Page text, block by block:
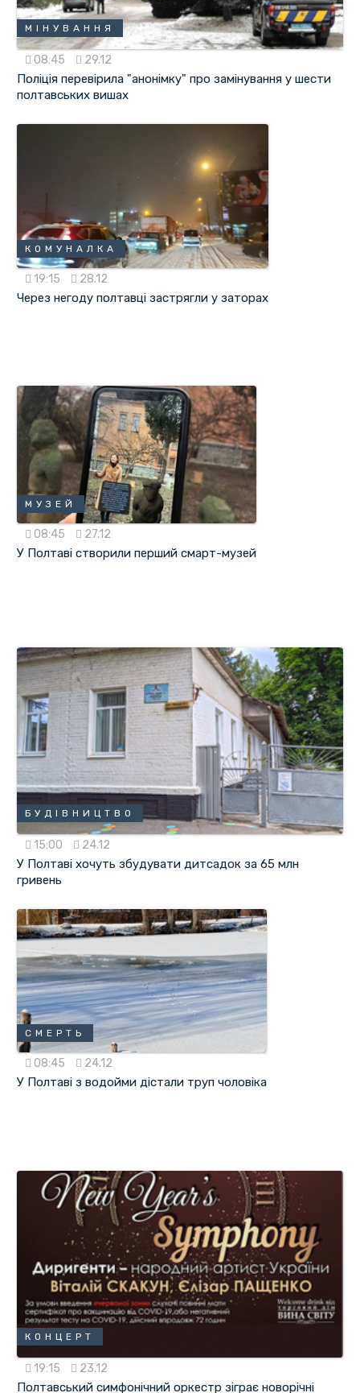
МІНУВАННЯ
08:45 29.12
Поліція перевірила "анонімку" про замінування у шести
полтавських вишах
КОМУНАЛКА
19:15 28.12
Через негоду полтавці застрягли у заторах
МУЗЕЙ
08:45 27.12
У Полтаві створили перший смарт-музей
БУДІВНИЦТВО
15:00 24.12
У Полтаві хочуть збудувати дитсадок за 65 млн
гривень
СМЕРТЬ
08:45 24.12
У Полтаві з водойми дістали труп чоловіка
КОНЦЕРТ
19:15 23.12
Полтавський симфонічний оркестр зіграє новорічні